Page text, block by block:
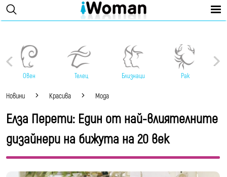
Овен Телец Близнаци Рак
Новини Красива Мода
Елза Перети: Един от най-влиятелните
дизайнери на бижута на 20 век